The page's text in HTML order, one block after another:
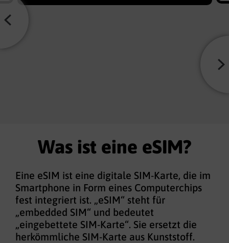
Was ist eine eSIM?
Eine eSIM ist eine digitale SIM-Karte, die im
Smartphone in Form eines Computerchips
fest integriert ist. „eSIM“ steht für
„embedded SIM“ und bedeutet
„eingebettete SIM-Karte“. Sie ersetzt die
herkömmliche SIM-Karte aus Kunststoff.